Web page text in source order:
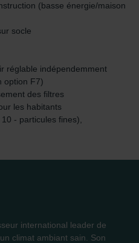
(basse énergie/maison
socle
réglable indépendemment
option F7)
des filtres
les habitants
- particules fines),
international leader de
climat ambiant sain. Son